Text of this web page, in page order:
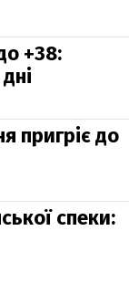
+38:
пригріє до
спеки: